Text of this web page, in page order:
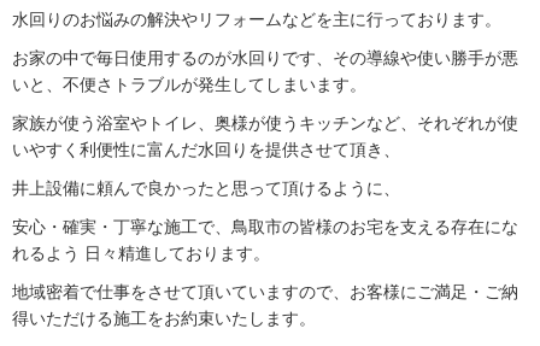
水回りのお悩みの解決やリフォームなどを主に行っております。
お家の中で毎日使用するのが水回りです、その導線や使い勝手が悪
いと、不便さトラブルが発生してしまいます。
家族が使う浴室やトイレ、奥様が使うキッチンなど、それぞれが使
いやすく利便性に富んだ水回りを提供させて頂き、
井上設備に頼んで良かったと思って頂けるように、
安心・確実・丁寧な施工で、鳥取市の皆様のお宅を支える存在にな
れるよう 日々精進しております。
地域密着で仕事をさせて頂いていますので、お客様にご満足・ご納
得いただける施工をお約束いたします。